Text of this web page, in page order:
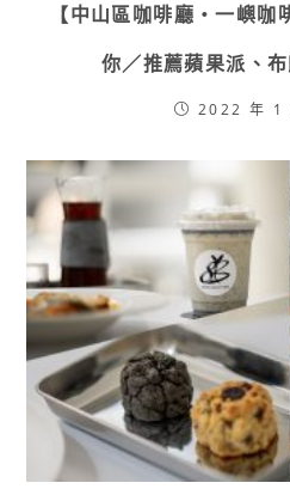
【中山區咖啡廳・一嶼
你／推薦蘋果派、
2022 年 1